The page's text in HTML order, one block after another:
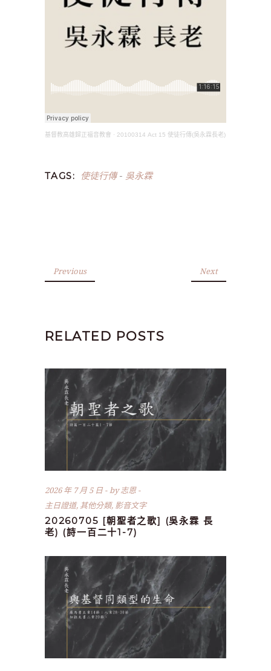
基督教高雄歸正福音教會 · 20100314 Act 15 使徒行傳(吳永霖長老)
TAGS: 使徒行傳- 吳永霖
Previous Next
RELATED POSTS
2026 年 7 月 5 日 by志恩
主日證道, 其他分類, 影音文字
20260705 [朝聖者之歌] (吳永霖 長
老) (詩一百二十1-7)